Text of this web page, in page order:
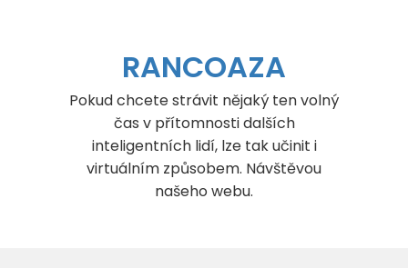
RANCOAZA
Pokud chcete strávit nějaký ten volný
čas v přítomnosti dalších
inteligentních lidí, lze tak učinit i
virtuálním způsobem. Návštěvou
našeho webu.